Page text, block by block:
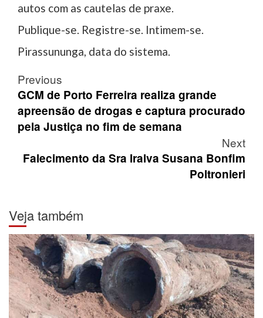
autos com as cautelas de praxe.
Publique-se. Registre-se. Intimem-se.
Pirassununga, data do sistema.
Post
navigation
Previous
GCM de Porto Ferreira realiza grande
apreensão de drogas e captura procurado
pela Justiça no fim de semana
Next
Falecimento da Sra Iralva Susana Bonfim
Poltronieri
Veja também